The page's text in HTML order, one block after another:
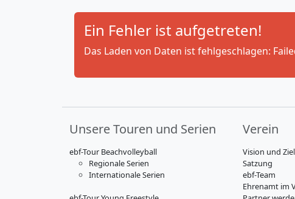
Ein Fehler ist aufgetreten!
Das Laden von Daten ist fehlgeschlagen:
Unsere Touren und Serien
ebf-Tour Beachvolleyball
Regionale Serien
Internationale Serien
Verein
Vision und
Satzung
ebf-Team
Ehrenamt im